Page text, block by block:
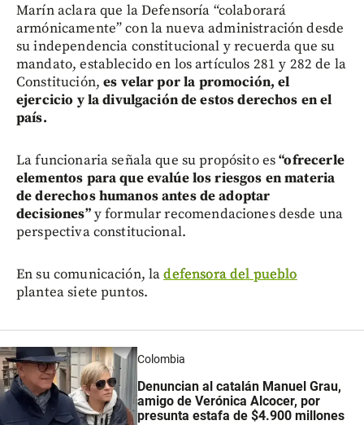
Marín aclara que la Defensoría “colaborará
armónicamente” con la nueva administración desde
su independencia constitucional y recuerda que su
mandato, establecido en los artículos 281 y 282 de la
Constitución, es velar por la promoción, el
ejercicio y la divulgación de estos derechos en el
país.
La funcionaria señala que su propósito es“ofrecerle
elementos para que evalúe los riesgos en materia
de derechos humanos antes de adoptar
decisiones”y formular recomendaciones desde una
perspectiva constitucional.
En su comunicación, ladefensora del pueblo
plantea siete puntos.
Colombia
Denuncian al catalán Manuel Grau,
amigo de Verónica Alcocer, por
presunta estafa de $4.900 millones